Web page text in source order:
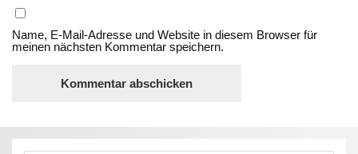
Name, E-Mail-Adresse und Website in diesem Browser für
meinen nächsten Kommentar speichern.